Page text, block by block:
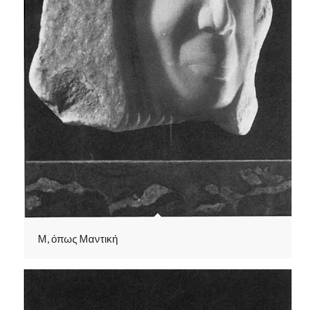
Μ, όπως Μαντική